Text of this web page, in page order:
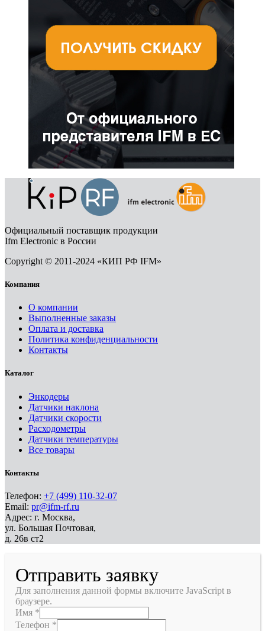
Официальный поставщик продукции
Ifm Electronic в России
Copyright © 2011-2024 «КИП РФ IFM»
Компания
О компании
Выполненные заказы
Оплата и доставка
Политика конфиденциальности
Контакты
Каталог
Энкодеры
Датчики наклона
Датчики скорости
Расходометры
Датчики температуры
Все товары
Контакты
Телефон: +7 (499) 110-32-07
Email: pr@ifm-rf.ru
Адрес: г. Москва,
ул. Большая Почтовая,
д. 26в ст2
Отправить заявку
Для заполнения данной формы включите JavaScript в
браузере.
Имя *
Телефон *